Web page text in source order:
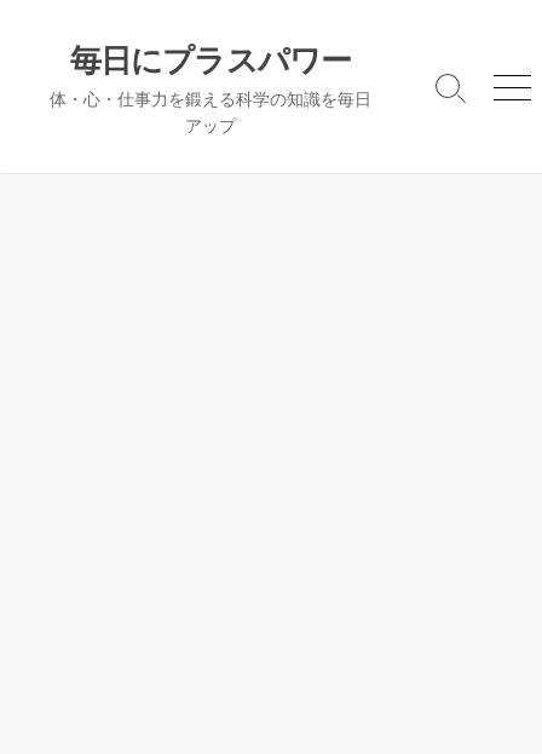
毎日にプラスパワー
体・心・仕事力を鍛える科学の知識を毎日
アップ
検
メ